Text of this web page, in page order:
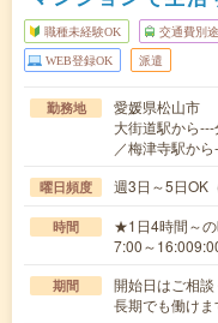
職種未経験OK 交通費別
WEB登録OK 派遣
勤務地
愛媛県松山市
大街道駅から
／梅津寺駅か
曜日頻度 週3日～5日
時間
★1日4時間～の
7:00～
期間
開始日はご相
長期でも働けま